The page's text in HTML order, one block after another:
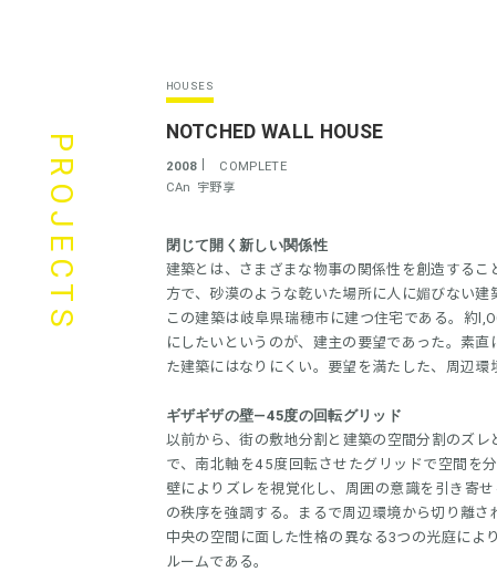
PROJECTS
HOUSES
NOTCHED WALL HOUSE
2008
COMPLETE
CAn 宇野享
閉じて開く新しい関係性
建築とは、さまざまな物事の関係性を創造する
方で、砂漠のような乾いた場所に人に媚びない建
この建築は岐阜県瑞穂市に建つ住宅である。約
にしたいというのが、建主の要望であった。素
た建築にはなりにくい。要望を満たした、周辺
ギザギザの壁―45度の回転グリッド
以前から、街の敷地分割と建築の空間分割のズ
で、南北軸を45度回転させたグリッドで空間を
壁によりズレを視覚化し、周囲の意識を引き寄
の秩序を強調する。まるで周辺環境から切り離
中央の空間に面した性格の異なる3つの光庭に
ルームである。